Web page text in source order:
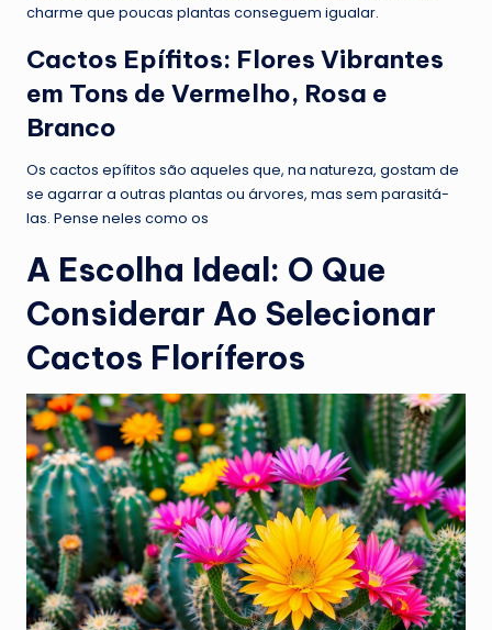
charme que poucas plantas conseguem igualar.
Cactos Epífitos: Flores Vibrantes
em Tons de Vermelho, Rosa e
Branco
Os cactos epífitos são aqueles que, na natureza, gostam de
se agarrar a outras plantas ou árvores, mas sem parasitá-
las. Pense neles como os
A Escolha Ideal: O Que
Considerar Ao Selecionar
Cactos Floríferos